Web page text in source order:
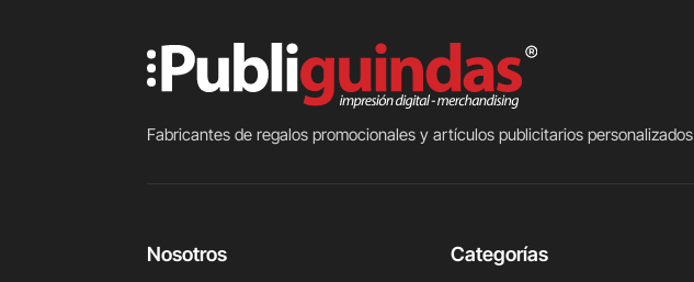
Fabricantes de regalos promocionales y artículos publicitarios personalizados
Nosotros Categorías